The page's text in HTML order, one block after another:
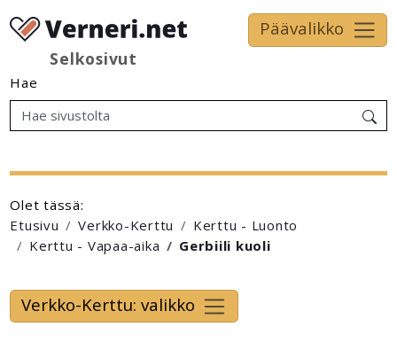
Selkosivut
Päävalikko
Hae
Olet tässä:
Etusivu
Verkko-Kerttu
Kerttu - Luonto
Kerttu - Vapaa-aika
Gerbiili kuoli
Verkko-Kerttu: valikko